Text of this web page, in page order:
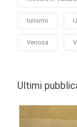
turismo
Venosa
Ultimi